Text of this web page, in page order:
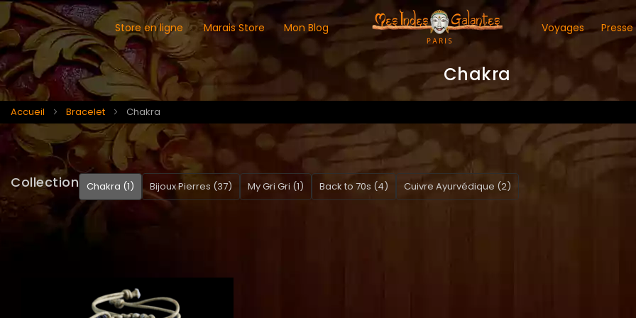
Store en ligne Marais Store Mon Blog Voyages Presse
Chakra
Accueil Bracelet Chakra
Collection Chakra (1) Bijoux Pierres (37) My Gri Gri (1) Back to 70s (4) Cuivre Ayurvédique (2)